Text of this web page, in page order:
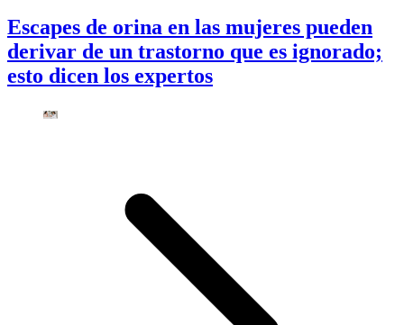
Escapes de orina en las mujeres pueden
derivar de un trastorno que es ignorado;
esto dicen los expertos